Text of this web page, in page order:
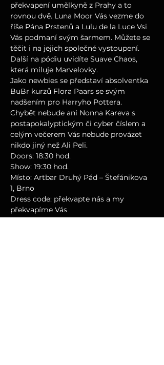
překvapení umělkyně z Prahy a to
rovnou dvě. Luna Moor Vás vezme do
říše Pána Prstenů a Lulu de la Luce Vsi
Vás podmaní svým šarmem. Můžete se
těčit i na jejich společné vystoupení.
Další na pódiu uvidíte Suave Chaos,
která miluje Marvelovky.
Jako newbies se představí absolventka
BuBr kurzů Flora Paars se svým
nadšením pro Harryho Pottera.
Chybět nebude ani Nonna Kareva s
postapokalyptickým či cyber číslem a
celým večerem Vás nebude provázet
nikdo jiný než Ali Peli.
Doors: 18:30 hod.
Show: 19:30 hod.
Místo: Artbar Druhý Pád – Štefánikova
1, Brno
Dress code: překvapte nás a my
překvapíme Vás
Lístky v předprodeji: 590 Kč